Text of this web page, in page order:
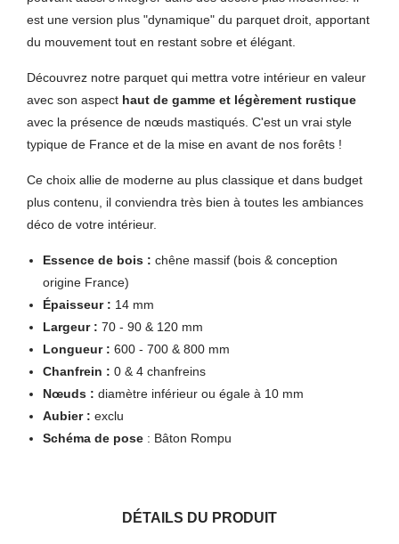
est une version plus "dynamique" du parquet droit, apportant
du mouvement tout en restant sobre et élégant.
Découvrez notre parquet qui mettra votre intérieur en valeur
avec son aspect haut de gamme et légèrement rustique
avec la présence de nœuds mastiqués. C'est un vrai style
typique de France et de la mise en avant de nos forêts !
Ce choix allie de moderne au plus classique et dans budget
plus contenu, il conviendra très bien à toutes les ambiances
déco de votre intérieur.
Essence de bois : chêne massif (bois & conception
origine France)
Épaisseur : 14 mm
Largeur : 70 - 90 & 120 mm
Longueur : 600 - 700 & 800 mm
Chanfrein : 0 & 4 chanfreins
Nœuds : diamètre inférieur ou égale à 10 mm
Aubier : exclu
Schéma de pose : Bâton Rompu
DÉTAILS DU PRODUIT